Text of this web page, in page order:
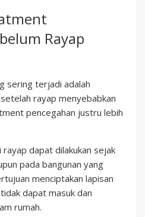
Rayap
sering terjadi adalah
rayap menyebabkan
pencegahan justru lebih
dapat dilakukan sejak
pada bangunan yang
menciptakan lapisan
dapat masuk dan
rumah.